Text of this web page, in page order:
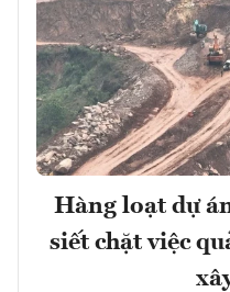
Hàng loạt dự
siết chặt việc